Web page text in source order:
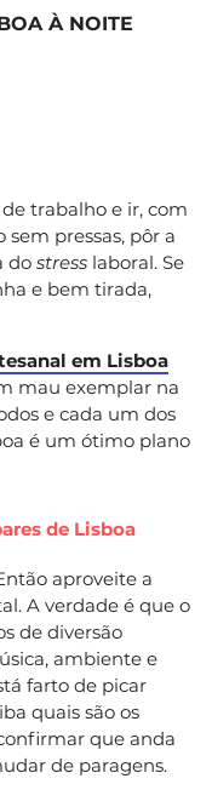
À NOITE
trabalho e ir, com
pressas, pôr a
do stress laboral. Se
e bem tirada,
em Lisboa
mau exemplar na
e cada um dos
é um ótimo plano
de Lisboa
aproveite a
A verdade é que o
de diversão
ambiente e
farto de picar
quais são os
que anda
de paragens.